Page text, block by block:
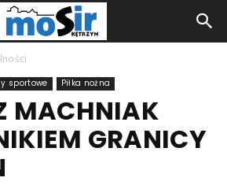
sportowe Piłka nożna
MACHNIAK
GRANICY